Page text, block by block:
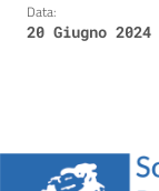
Data:
20 Giugno 2024